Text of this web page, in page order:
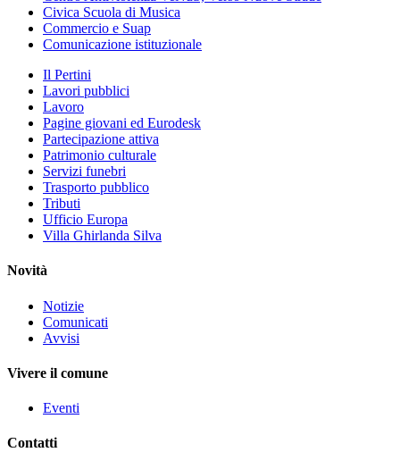
Civica Scuola di Musica
Commercio e Suap
Comunicazione istituzionale
Il Pertini
Lavori pubblici
Lavoro
Pagine giovani ed Eurodesk
Partecipazione attiva
Patrimonio culturale
Servizi funebri
Trasporto pubblico
Tributi
Ufficio Europa
Villa Ghirlanda Silva
Novità
Notizie
Comunicati
Avvisi
Vivere il comune
Eventi
Contatti